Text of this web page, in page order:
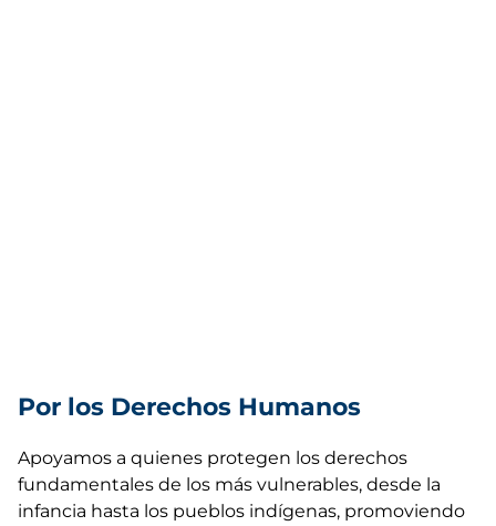
Por los Derechos Humanos
Apoyamos a quienes protegen los derechos
fundamentales de los más vulnerables, desde la
infancia hasta los pueblos indígenas, promoviendo